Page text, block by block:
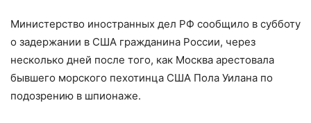
Министерство иностранных дел РФ сообщило в субботу
о задержании в США гражданина России, через
несколько дней после того, как Москва арестовала
бывшего морского пехотинца США Пола Уилана по
подозрению в шпионаже.